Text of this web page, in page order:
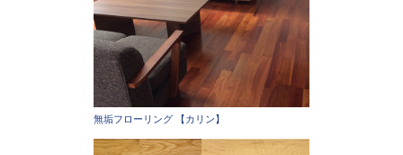
無垢フローリング 【カリン】